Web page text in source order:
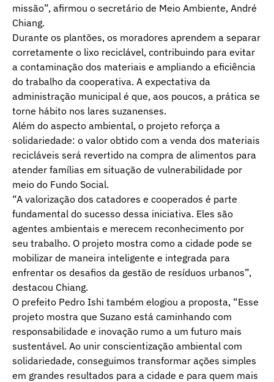
missão”, afirmou o secretário de Meio Ambiente, André
Chiang.
Durante os plantões, os moradores aprendem a separar
corretamente o lixo reciclável, contribuindo para evitar
a contaminação dos materiais e ampliando a eficiência
do trabalho da cooperativa. A expectativa da
administração municipal é que, aos poucos, a prática se
torne hábito nos lares suzanenses.
Além do aspecto ambiental, o projeto reforça a
solidariedade: o valor obtido com a venda dos materiais
recicláveis será revertido na compra de alimentos para
atender famílias em situação de vulnerabilidade por
meio do Fundo Social.
“A valorização dos catadores e cooperados é parte
fundamental do sucesso dessa iniciativa. Eles são
agentes ambientais e merecem reconhecimento por
seu trabalho. O projeto mostra como a cidade pode se
mobilizar de maneira inteligente e integrada para
enfrentar os desafios da gestão de resíduos urbanos”,
destacou Chiang.
O prefeito Pedro Ishi também elogiou a proposta, “Esse
projeto mostra que Suzano está caminhando com
responsabilidade e inovação rumo a um futuro mais
sustentável. Ao unir conscientização ambiental com
solidariedade, conseguimos transformar ações simples
em grandes resultados para a cidade e para quem mais